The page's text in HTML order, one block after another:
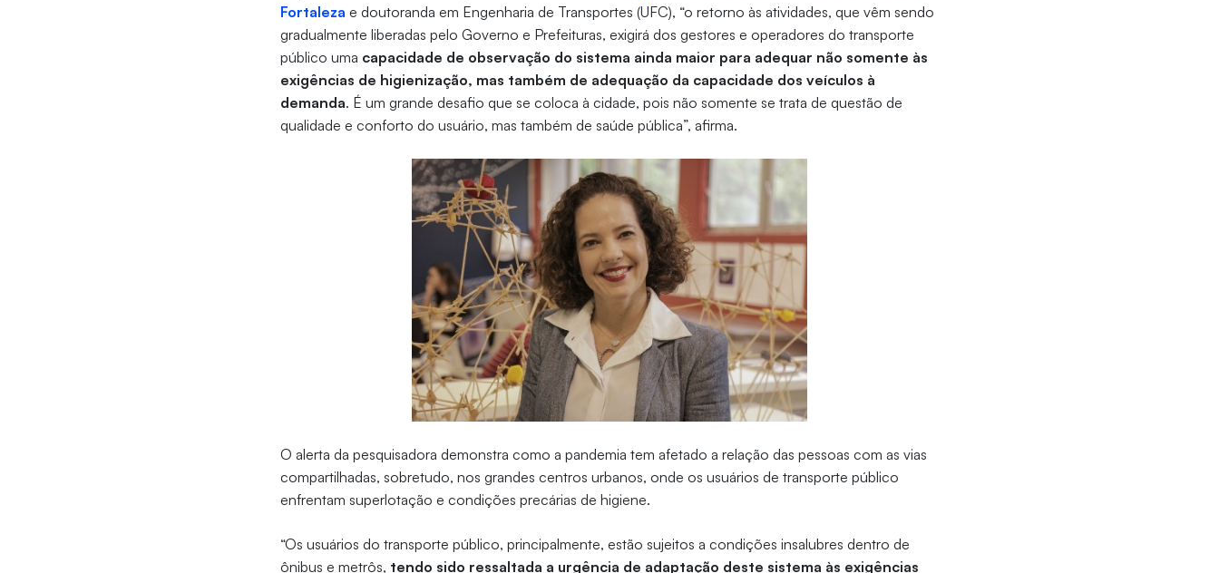
Fortaleza e doutoranda em Engenharia de Transportes (UFC), “o retorno às atividades, que vêm sendo
gradualmente liberadas pelo Governo e Prefeituras, exigirá dos gestores e operadores do transporte
público uma capacidade de observação do sistema ainda maior para adequar não somente às
exigências de higienização, mas também de adequação da capacidade dos veículos à
demanda. É um grande desafio que se coloca à cidade, pois não somente se trata de questão de
qualidade e conforto do usuário, mas também de saúde pública”, afirma.
O alerta da pesquisadora demonstra como a pandemia tem afetado a relação das pessoas com as vias
compartilhadas, sobretudo, nos grandes centros urbanos, onde os usuários de transporte público
enfrentam superlotação e condições precárias de higiene.
“Os usuários do transporte público, principalmente, estão sujeitos a condições insalubres dentro de
ônibus e metrôs, tendo sido ressaltada a urgência de adaptação deste sistema às exigências